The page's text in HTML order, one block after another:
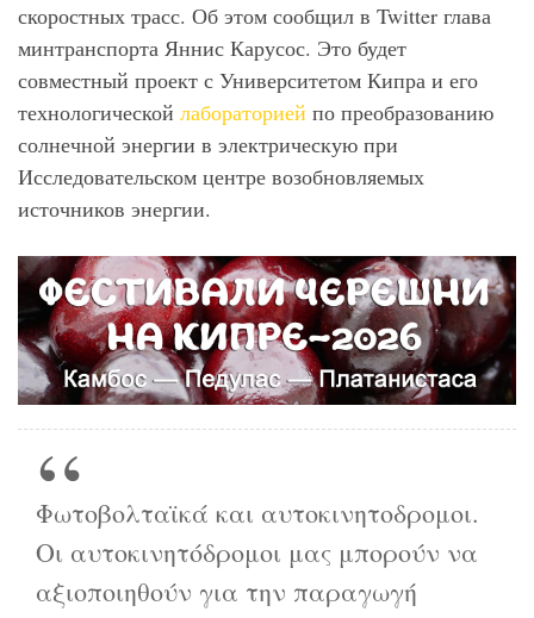
скоростных трасс. Об этом сообщил в Twitter глава
минтранспорта Яннис Карусос. Это будет
совместный проект с Университетом Кипра и его
технологической лабораторией по преобразованию
солнечной энергии в электрическую при
Исследовательском центре возобновляемых
источников энергии.
Φωτοβολταϊκά και αυτοκινητοδρομοι.
Οι αυτοκινητόδρομοι μας μπορούν να
αξιοποιηθούν για την παραγωγή